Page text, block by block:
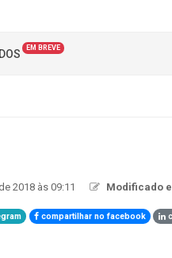
EM BREVE
2018 às 09:11 Modificado
compartilhar no facebook